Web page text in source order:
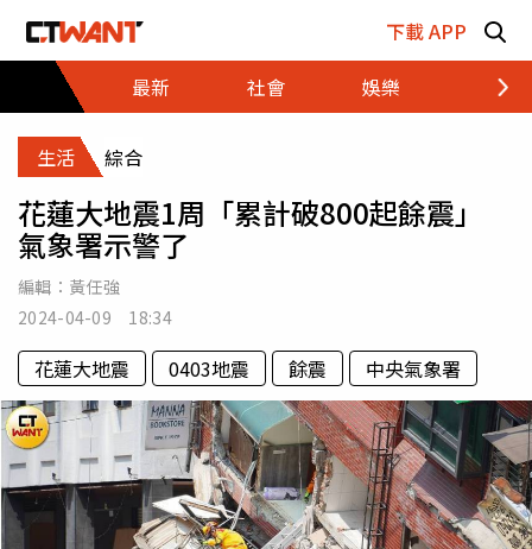
下載 APP
最新
社會 娛樂 財經
生活 綜合
花蓮大地震1周「累計破800起餘震」
氣象署示警了
編輯： 黃任強
2024-04-09 18:34
花蓮大地震 0403地震 餘震 中央氣象署